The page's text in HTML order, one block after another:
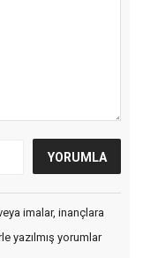
imalar, inançlara
yazılmış yorumlar